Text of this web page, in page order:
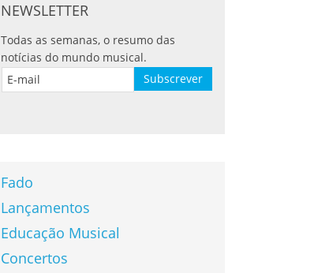
NEWSLETTER
Todas as semanas, o resumo das
notícias do mundo musical.
Fado
Lançamentos
Educação Musical
Concertos